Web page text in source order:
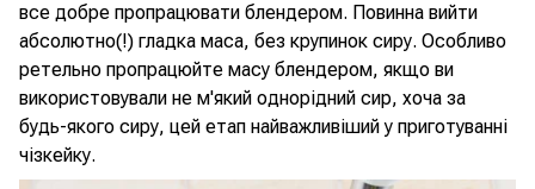
все добре пропрацювати блендером. Повинна вийти
абсолютно(!) гладка маса, без крупинок сиру. Особливо
ретельно пропрацюйте масу блендером, якщо ви
використовували не м'який однорідний сир, хоча за
будь-якого сиру, цей етап найважливіший у приготуванні
чізкейку.